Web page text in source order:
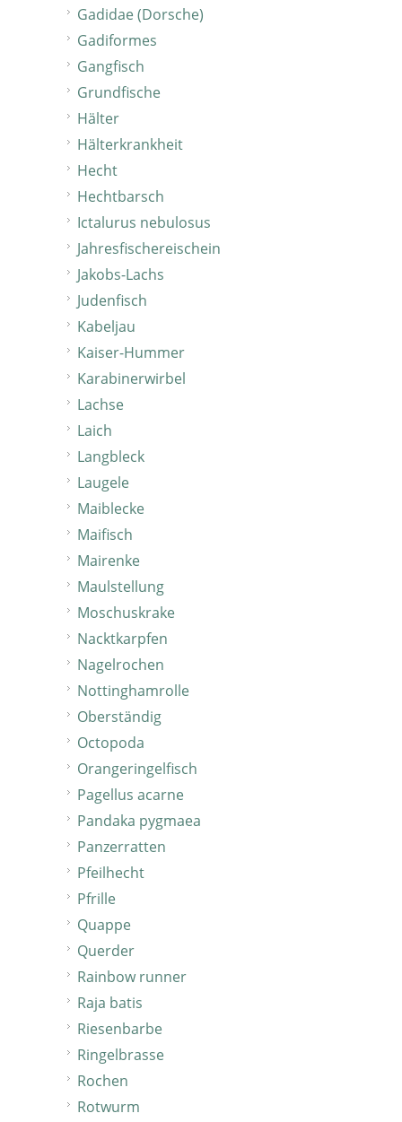
Gadidae (Dorsche)
Gadiformes
Gangfisch
Grundfische
Hälter
Hälterkrankheit
Hecht
Hechtbarsch
Ictalurus nebulosus
Jahresfischereischein
Jakobs-Lachs
Judenfisch
Kabeljau
Kaiser-Hummer
Karabinerwirbel
Lachse
Laich
Langbleck
Laugele
Maiblecke
Maifisch
Mairenke
Maulstellung
Moschuskrake
Nacktkarpfen
Nagelrochen
Nottinghamrolle
Oberständig
Octopoda
Orangeringelfisch
Pagellus acarne
Pandaka pygmaea
Panzerratten
Pfeilhecht
Pfrille
Quappe
Querder
Rainbow runner
Raja batis
Riesenbarbe
Ringelbrasse
Rochen
Rotwurm